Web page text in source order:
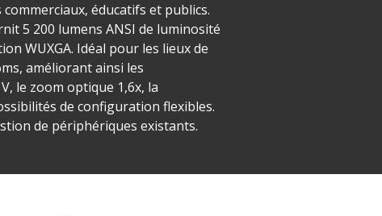
éducatifs et publics.
5 200 lumens ANSI de luminosité
WUXGA. Idéal pour les lieux de
améliorant ainsi les
le zoom optique 1,6x, la
de configuration flexibles.
de périphériques existants.